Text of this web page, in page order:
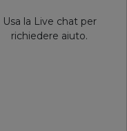
Usa la Live chat per
richiedere aiuto.